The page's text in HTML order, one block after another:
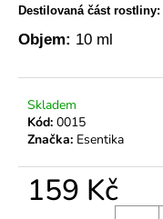
Destilovaná část rostliny:
Objem: 10 ml
Skladem
Kód: 0015
Značka: Esentika
159 Kč
p
o
u
u
m